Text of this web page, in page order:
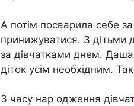
А потім посварила себе
принижуватися. З дітьми
за дівчатками днем. Даша
діток усім необхідним.
З часу нар одження